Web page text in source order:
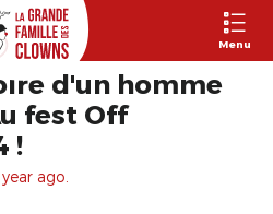
Menu
d'un homme
fest Off
!
ago.